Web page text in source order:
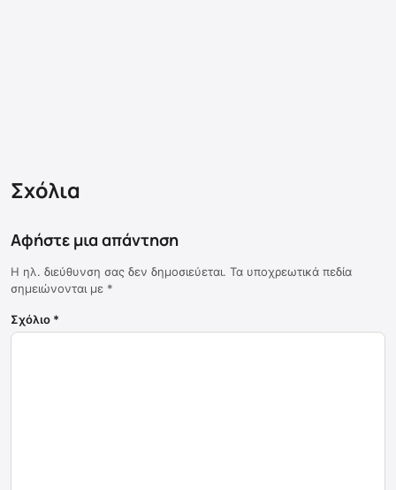
Σχόλια
Αφήστε μια απάντηση
Η ηλ. διεύθυνση σας δεν δημοσιεύεται. Τα υποχρεωτικά πεδία
σημειώνονται με *
Σχόλιο *